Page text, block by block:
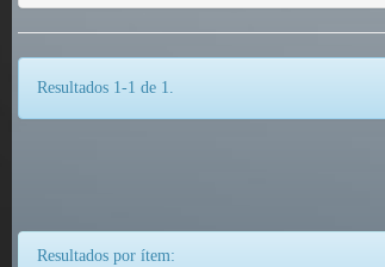
Resultados 1-1 de 1.
Resultados por ítem: